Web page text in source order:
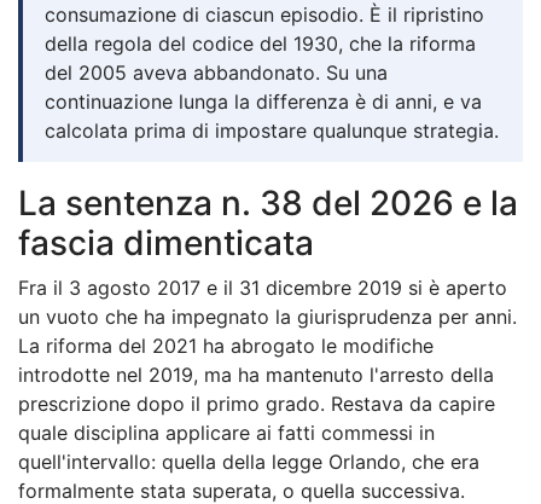
consumazione di ciascun episodio. È il ripristino
della regola del codice del 1930, che la riforma
del 2005 aveva abbandonato. Su una
continuazione lunga la differenza è di anni, e va
calcolata prima di impostare qualunque strategia.
La sentenza n. 38 del 2026 e la
fascia dimenticata
Fra il 3 agosto 2017 e il 31 dicembre 2019 si è aperto
un vuoto che ha impegnato la giurisprudenza per anni.
La riforma del 2021 ha abrogato le modifiche
introdotte nel 2019, ma ha mantenuto l'arresto della
prescrizione dopo il primo grado. Restava da capire
quale disciplina applicare ai fatti commessi in
quell'intervallo: quella della legge Orlando, che era
formalmente stata superata, o quella successiva.